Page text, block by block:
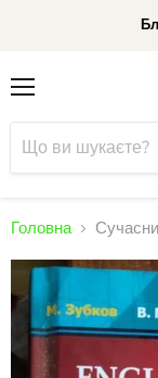
Головна